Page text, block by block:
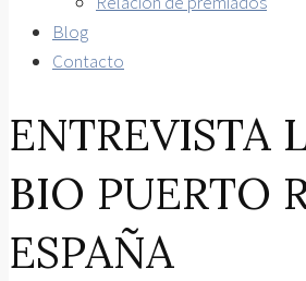
Blog
Contacto
ENTREVISTA
BIO PUERTO
ESPAÑA